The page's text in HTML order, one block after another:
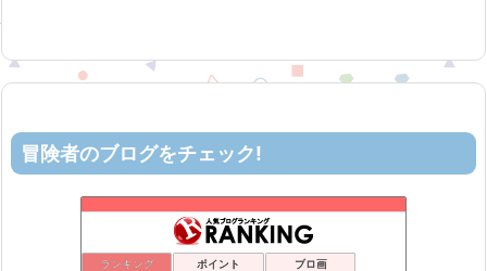
冒険者のブログをチェック!
ランキング ポイント ブロ画
DQX 大魔王の日常
49位 げげろぐ